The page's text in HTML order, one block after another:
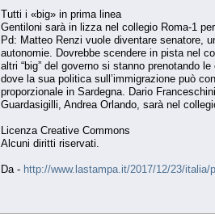
Tutti i «big» in prima linea
Gentiloni sarà in lizza nel collegio Roma-1
Pd: Matteo Renzi vuole diventare senatore,
autonomie. Dovrebbe scendere in pista nel
altri “big” del governo si stanno prenotando
dove la sua politica sull’immigrazione può
proporzionale in Sardegna. Dario
Guardasigilli, Andrea Orlando, sarà nel
Licenza Creative Commons
Alcuni diritti riservati.
Da - http://www.lastampa.it/2017/12/23/